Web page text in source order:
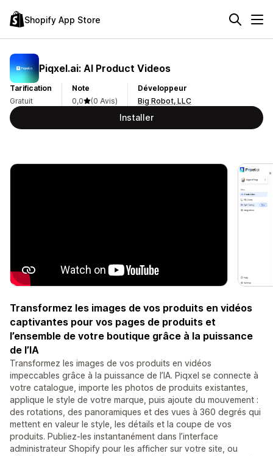
Shopify App Store
Piqxel.ai: AI Product Videos
Tarification
Gratuit
Note
0,0
(0 Avis)
Développeur
Big Robot, LLC
Installer
Transformez les images de vos produits en vidéos
captivantes pour vos pages de produits et
l’ensemble de votre boutique grâce à la puissance
de l’IA
Transformez les images de vos produits en vidéos
impeccables grâce à la puissance de l’IA. Piqxel se connecte à
votre catalogue, importe les photos de produits existantes,
applique le style de votre marque, puis ajoute du mouvement :
des rotations, des panoramiques et des vues à 360 degrés qui
mettent en valeur le style, les détails et la coupe de vos
produits. Publiez-les instantanément dans l’interface
administrateur Shopify pour les afficher sur votre site, ou